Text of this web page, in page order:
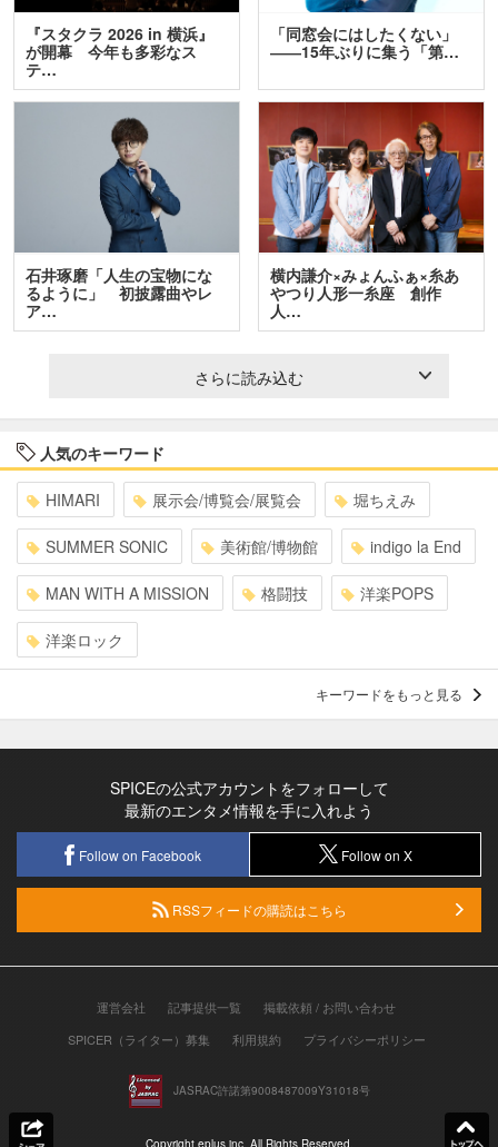
『スタクラ 2026 in 横浜』
が開幕 今年も多彩なス
テ…
「同窓会にはしたくない」
――15年ぶりに集う「第…
石井琢磨「人生の宝物にな
るように」 初披露曲やレ
ア…
横内謙介×みょんふぁ×糸あ
やつり人形一糸座 創作
人…
さらに読み込む
人気のキーワード
HIMARI 展示会/博覧会/展覧会 堀ちえみ
SUMMER SONIC 美術館/博物館 indigo la End
MAN WITH A MISSION 格闘技 洋楽POPS
洋楽ロック
キーワードをもっと見る
SPICEの公式アカウントをフォローして
最新のエンタメ情報を手に入れよう
Follow on Facebook Follow on X
RSSフィードの購読はこちら
運営会社 記事提供一覧
掲載依頼 / お問い合わせ
SPICER（ライター）募集
利用規約 プライバシーポリシー
JASRAC許諾第9008487009Y31018号